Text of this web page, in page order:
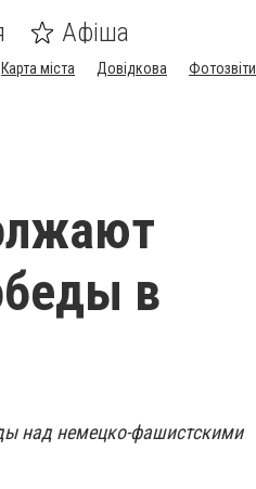
Афіша
Карта міста Довідкова Фотозвіти
в
над немецко-фашистскими